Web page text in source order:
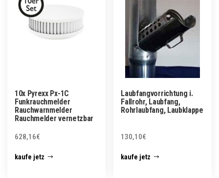
10x Pyrexx Px-1C
Funkrauchmelder
Rauchwarnmelder
Rauchmelder vernetzbar
628,16€
kaufe jetz
Laubfangvorrichtung i.
Fallrohr, Laubfang,
Rohrlaubfang, Laubklappe
130,10€
kaufe jetz